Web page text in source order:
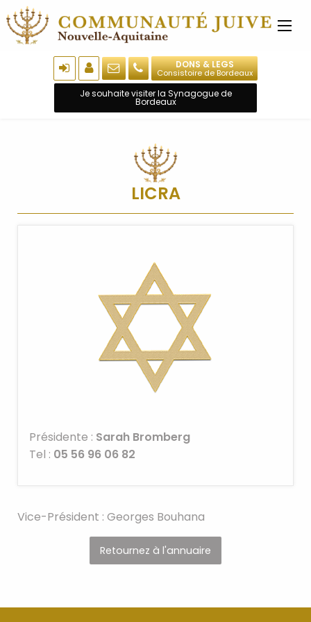
DONS & LEGS
Consistoire de Bordeaux
Je souhaite visiter la Synagogue de
Bordeaux
LICRA
Présidente : Sarah Bromberg
Tel : 05 56 96 06 82
Vice-Président : Georges Bouhana
Retournez à l'annuaire